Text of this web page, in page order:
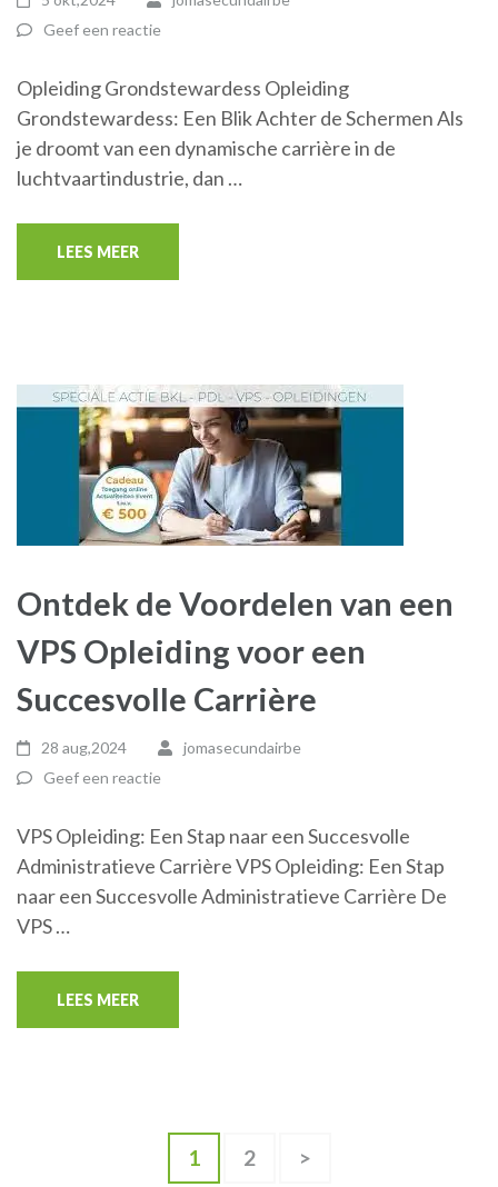
Geef een reactie
Opleiding Grondstewardess Opleiding
Grondstewardess: Een Blik Achter de Schermen Als
je droomt van een dynamische carrière in de
luchtvaartindustrie, dan …
LEES MEER
Ontdek de Voordelen van een
VPS Opleiding voor een
Succesvolle Carrière
28 aug,2024
jomasecundairbe
Geef een reactie
VPS Opleiding: Een Stap naar een Succesvolle
Administratieve Carrière VPS Opleiding: Een Stap
naar een Succesvolle Administratieve Carrière De
VPS …
LEES MEER
Pagina
1 Pagina
2 >